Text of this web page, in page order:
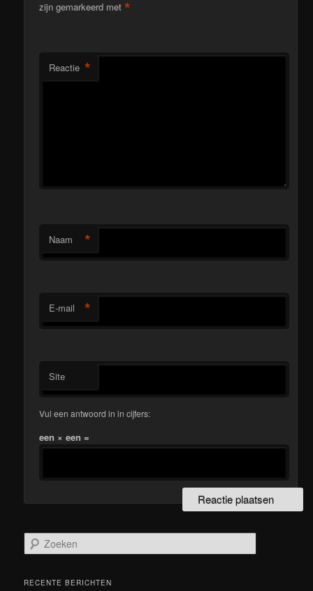
zijn gemarkeerd met*
Reactie *
Naam *
E-mail *
Site
Vul een antwoord in in cijfers:
een × een =
o
k
RECENTE BERICHTEN